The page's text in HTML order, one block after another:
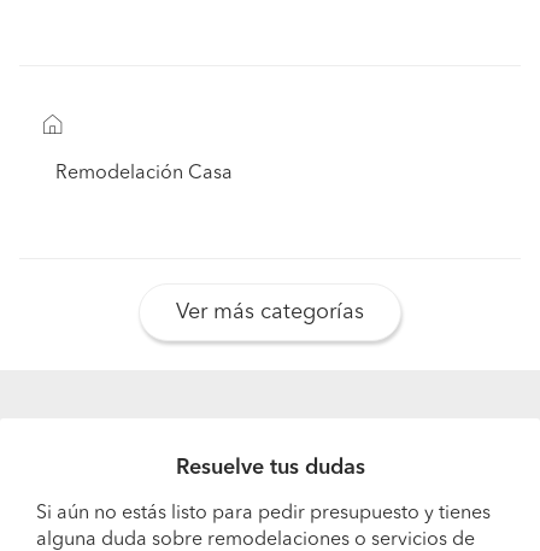
Remodelación Casa
Ver más categorías
Resuelve tus dudas
Si aún no estás listo para pedir presupuesto y tienes
alguna duda sobre remodelaciones o servicios de